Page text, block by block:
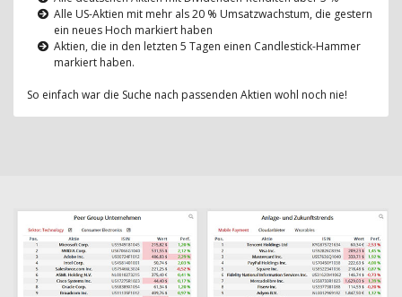
Alle US-Aktien mit mehr als 20 % Umsatzwachstum, die gestern
ein neues Hoch markiert haben
Aktien, die in den letzten 5 Tagen einen Candlestick-Hammer
markiert haben.
So einfach war die Suche nach passenden Aktien wohl noch nie!